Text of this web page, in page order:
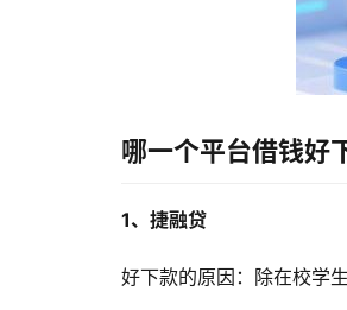
哪一个平台借钱好
1、捷融贷
好下款的原因：除在校学